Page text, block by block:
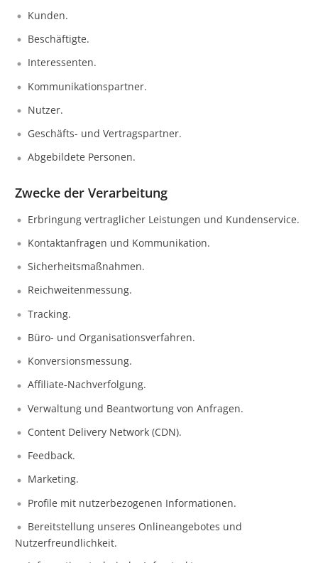
Kunden.
Beschäftigte.
Interessenten.
Kommunikationspartner.
Nutzer.
Geschäfts- und Vertragspartner.
Abgebildete Personen.
Zwecke der Verarbeitung
Erbringung vertraglicher Leistungen und Kundenservice.
Kontaktanfragen und Kommunikation.
Sicherheitsmaßnahmen.
Reichweitenmessung.
Tracking.
Büro- und Organisationsverfahren.
Konversionsmessung.
Affiliate-Nachverfolgung.
Verwaltung und Beantwortung von Anfragen.
Content Delivery Network (CDN).
Feedback.
Marketing.
Profile mit nutzerbezogenen Informationen.
Bereitstellung unseres Onlineangebotes und
Nutzerfreundlichkeit.